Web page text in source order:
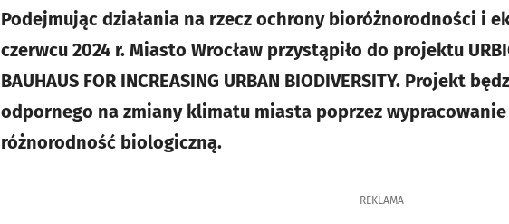
Podejmując działania na rzecz ochrony bioróżnorodności i
czerwcu 2024 r. Miasto Wrocław przystąpiło do projektu
BAUHAUS FOR INCREASING URBAN BIODIVERSITY. Projekt
odpornego na zmiany klimatu miasta poprzez
różnorodność biologiczną.
REKLAMA